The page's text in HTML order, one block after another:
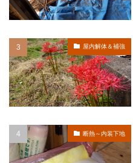
屋内解体＆補強
断熱～内装下地